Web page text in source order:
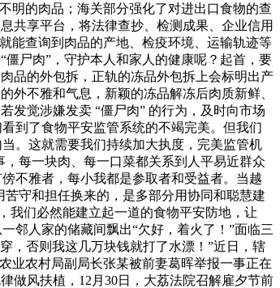
明的肉品；海关部分强化了对进出口食物的查
共享平台，将法律查抄、检测成果、企业信用
能查询到肉品的产地、检疫环境、运输轨迹等
尸肉”，守护本人和家人的健康呢？起首，要
品的外包拆，正轨的冻品外包拆上会标明出产
外不雅和气息，新颖的冻品解冻后肉质新鲜、
发觉涉嫌发卖 “僵尸肉” 的行为，及时向市场
到了食物平安监管系统的不竭完美。但我们
。这就需要我们持续加大执度，完美监管机
每一块肉、每一口菜都关系到人平易近群众
不雅者，每小我都是参取者和受益者。当越
守和担任换来的，是多部分用协同和聪慧建
我们必然能建立起一道的食物平安防地，让
邻人家的储藏间飘出“欠好，着火了！”面临三
，否则我这几万块钱就打了水漂！”近日，辖
业农村局副局长张某被前妻葛晖举报一事正在
做风扶植，12月30日，大荔法院召解雇夕节前